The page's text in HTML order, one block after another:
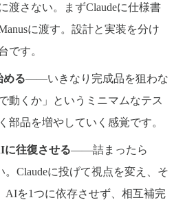
渡さない。まずClaudeに仕様書
に渡す。設計と実装を分け
です。
める——いきなり完成品を狙わな
動くか」というミニマムなテス
部品を増やしていく感覚です。
に往復させる——詰まったら
。Claudeに投げて視点を変え、そ
AIを1つに依存させず、相互補完